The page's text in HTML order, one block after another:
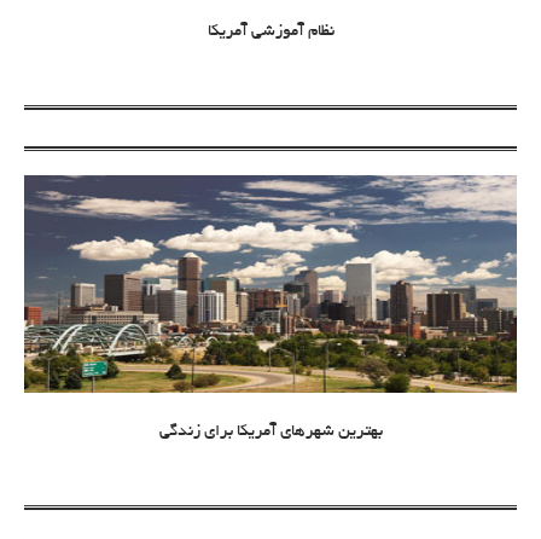
نظام آموزشی آمریکا
بهترین شهرهای آمریکا برای زندگی